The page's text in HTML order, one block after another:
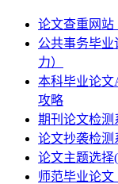
论文查重网站
公共事务毕
力）
本科毕业论文
攻略
期刊论文检测
论文抄袭检测
论文主题选择
师范毕业论文